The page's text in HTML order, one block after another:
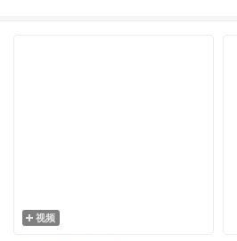
视频